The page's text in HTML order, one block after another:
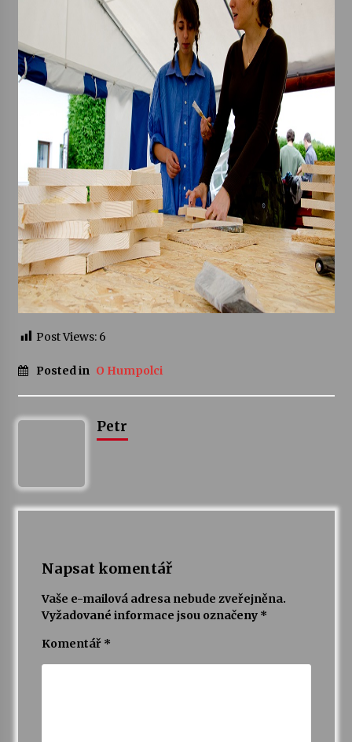
Post Views: 6
Posted in O Humpolci
Petr
Napsat komentář
Vaše e-mailová adresa nebude zveřejněna.
Vyžadované informace jsou označeny *
Komentář *